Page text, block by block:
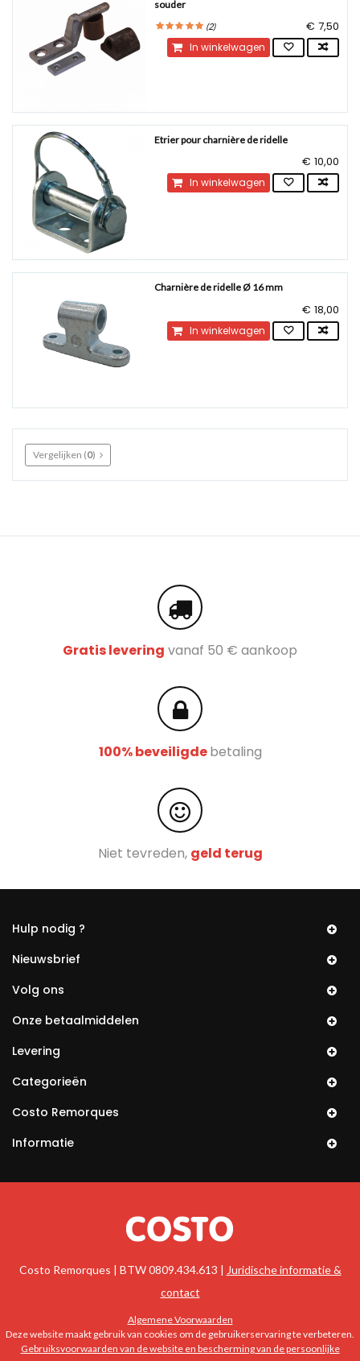
souder
(2) € 7,50
In winkelwagen
Etrier pour charnière de ridelle
€ 10,00
In winkelwagen
Charnière de ridelle Ø 16 mm
€ 18,00
In winkelwagen
Vergelijken (0)
Gratis levering vanaf 50 € aankoop
100% beveiligdebetaling
Niet tevreden, geld terug
Hulp nodig ?
Nieuwsbrief
Volg ons
Onze betaalmiddelen
Levering
Categorieën
Costo Remorques
Informatie
Costo Remorques | BTW 0809.434.613 | Juridische informatie &
contact
Algemene Voorwaarden
Deze website maakt gebruik van cookies om de gebruikerservaring te verbeteren.
Gebruiksvoorwaarden van de website en bescherming van de persoonlijke